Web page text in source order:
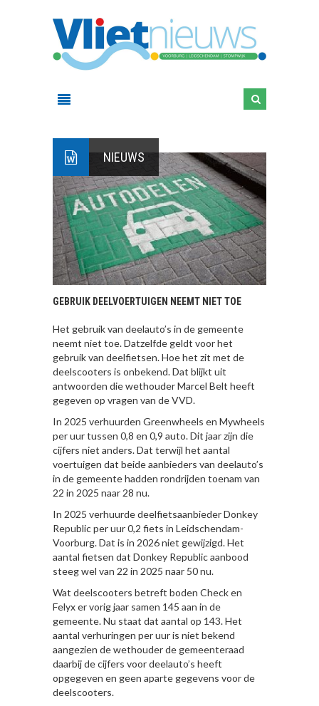
NIEUWS
GEBRUIK DEELVOERTUIGEN NEEMT NIET TOE
Het gebruik van deelauto’s in de gemeente
neemt niet toe. Datzelfde geldt voor het
gebruik van deelfietsen. Hoe het zit met de
deelscooters is onbekend. Dat blijkt uit
antwoorden die wethouder Marcel Belt heeft
gegeven op vragen van de VVD.
In 2025 verhuurden Greenwheels en Mywheels
per uur tussen 0,8 en 0,9 auto. Dit jaar zijn die
cijfers niet anders. Dat terwijl het aantal
voertuigen dat beide aanbieders van deelauto’s
in de gemeente hadden rondrijden toenam van
22 in 2025 naar 28 nu.
In 2025 verhuurde deelfietsaanbieder Donkey
Republic per uur 0,2 fiets in Leidschendam-
Voorburg. Dat is in 2026 niet gewijzigd. Het
aantal fietsen dat Donkey Republic aanbood
steeg wel van 22 in 2025 naar 50 nu.
Wat deelscooters betreft boden Check en
Felyx er vorig jaar samen 145 aan in de
gemeente. Nu staat dat aantal op 143. Het
aantal verhuringen per uur is niet bekend
aangezien de wethouder de gemeenteraad
daarbij de cijfers voor deelauto’s heeft
opgegeven en geen aparte gegevens voor de
deelscooters.